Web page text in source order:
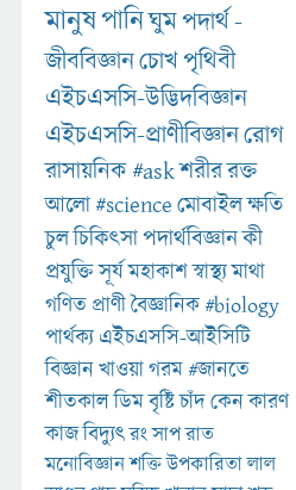
মানুষপানিঘুমপদার্থ-
জীববিজ্ঞানচোখপৃথিবী
এইচএসসি-উদ্ভিদবিজ্ঞান
এইচএসসি-প্রাণীবিজ্ঞানরোগ
রাসায়নিক#askশরীররক্ত
আলো#scienceমোবাইলক্ষতি
চুলচিকিৎসাপদার্থবিজ্ঞানকী
প্রযুক্তিসূর্যমহাকাশস্বাস্থ্যমাথা
গণিত প্রাণীবৈজ্ঞানিক#biology
পার্থক্য এইচএসসি-আইসিটি
বিজ্ঞানখাওয়াগরম#জানতে
শীতকালডিমবৃষ্টিচাঁদকেনকারণ
কাজবিদ্যুৎরংসাপরাত
মনোবিজ্ঞানশক্তিউপকারিতালাল